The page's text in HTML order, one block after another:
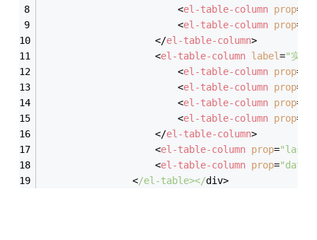
<el-table-column prop=
<el-table-column prop=
</el-table-column>
<el-table-column label="实际
<el-table-column prop=
<el-table-column prop=
<el-table-column prop=
<el-table-column prop=
</el-table-column>
<el-table-column prop=
<el-table-column prop="date"
                <
/el-table></div>